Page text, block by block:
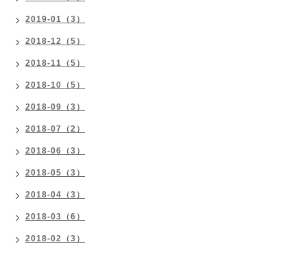
2019-01（3）
2018-12（5）
2018-11（5）
2018-10（5）
2018-09（3）
2018-07（2）
2018-06（3）
2018-05（3）
2018-04（3）
2018-03（6）
2018-02（3）